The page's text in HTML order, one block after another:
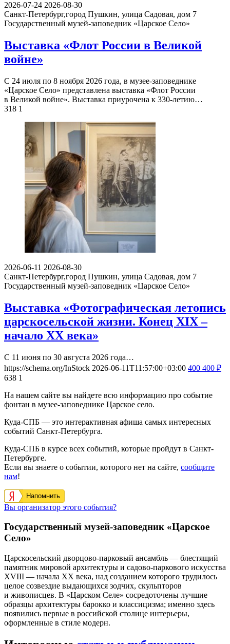
2026-07-24 2026-08-30
Санкт-Петербург,город Пушкин, улица Садовая, дом 7
Государственный музей-заповедник «Царское Село»
Выставка «Флот России в Великой
войне»
С 24 июля по 8 ноября 2026 года, в музее-заповеднике
«Царское Село» представлена выставка «Флот России
в Великой войне». Выставка приурочена к 330-летию…
318 1
2026-06-11 2026-08-30
Санкт-Петербург,город Пушкин, улица Садовая, дом 7
Государственный музей-заповедник «Царское Село»
Выставка «Фотографическая летопись
царскосельской жизни. Конец XIX –
начало XX века»
С 11 июня по 30 августа 2026 года…
https://schema.org/InStock 2026-06-11T11:57:00+03:00 400 400 ₽
638 1
На нашем сайте вы найдете всю информацию про событие
фонтан в музее-заповеднике Царское село.
Куда-СПБ — это интерактивная афиша самых интересных
событий Санкт-Петербурга.
Куда-СПБ в курсе всех событий, которые пройдут в Санкт-
Петербурге.
Если вы знаете о событии, которого нет на сайте, сообщите
нам!
Напомнить
Вы организатор этого события?
Государственный музей-заповедник «Царское
Село»
Царскосельский дворцово-парковый ансамбль — блестящий
памятник мировой архитектуры и садово-паркового искусства
XVIII — начала XX века, над созданием которого трудилось
целое созвездие выдающихся зодчих, скульпторов
и живописцев. В «Царском Селе» сосредоточены лучшие
образцы архитектуры барокко и классицизма; именно здесь
появились первые в российской столице интерьеры,
оформленные в стиле модерн.